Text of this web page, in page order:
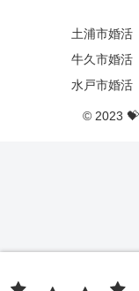
土浦市婚活
牛久市婚活
水戸市婚活
© 2023